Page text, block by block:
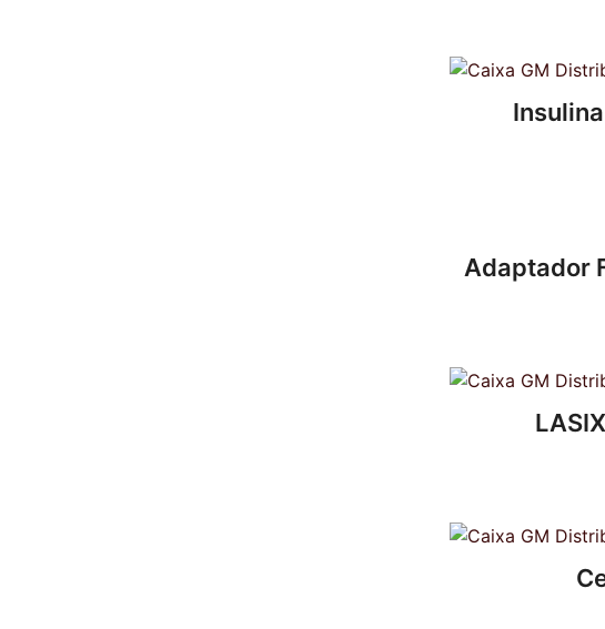
Adaptador